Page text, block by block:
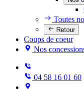
Toutes
Retour
Coups de coeur
Nos
04 58 16 01 60